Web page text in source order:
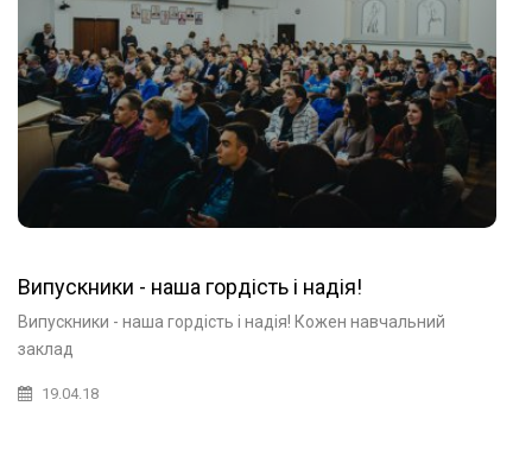
Випускники - наша гордість і надія!
Випускники - наша гордість і надія! Кожен навчальний
заклад
19.04.18